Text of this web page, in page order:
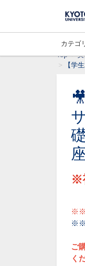
カテゴ
Top
【学
※
※※
ご
く